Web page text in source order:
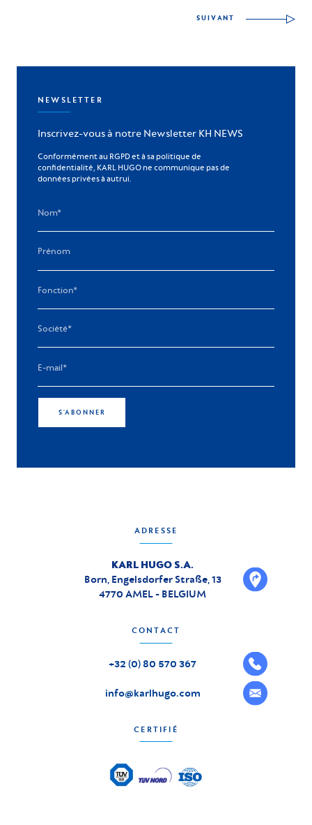
SUIVANT
NEWSLETTER
Inscrivez-vous à notre Newsletter KH NEWS
Conformément au RGPD et à sa politique de
confidentialité, KARL HUGO ne communique pas de
données privées à autrui.
S'ABONNER
ADRESSE
KARL HUGO S.A.
Born, Engelsdorfer Straße, 13
4770 AMEL - BELGIUM
CONTACT
+32 (0) 80 570 367
info@karlhugo.com
CERTIFIÉ